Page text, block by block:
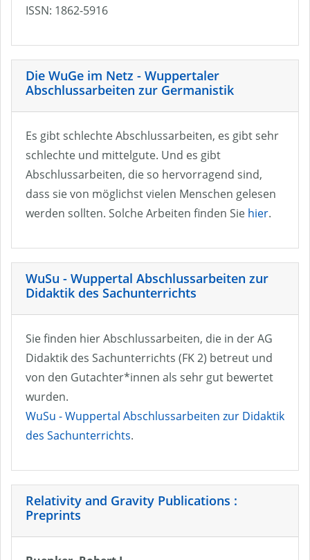
ISSN: 1862-5916
Die WuGe im Netz - Wuppertaler
Abschlussarbeiten zur Germanistik
Es gibt schlechte Abschlussarbeiten, es gibt sehr
schlechte und mittelgute. Und es gibt
Abschlussarbeiten, die so hervorragend sind,
dass sie von möglichst vielen Menschen gelesen
werden sollten. Solche Arbeiten finden Sie hier.
WuSu - Wuppertal Abschlussarbeiten zur
Didaktik des Sachunterrichts
Sie finden hier Abschlussarbeiten, die in der AG
Didaktik des Sachunterrichts (FK 2) betreut und
von den Gutachter*innen als sehr gut bewertet
wurden.
WuSu - Wuppertal Abschlussarbeiten zur Didaktik
des Sachunterrichts.
Relativity and Gravity Publications :
Preprints